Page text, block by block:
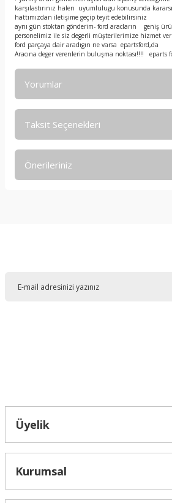
karşılastırınız halen uyumlulugu konusunda
hattımızdan iletişime geçip teyit edebilirsiniz
aynı gün stoktan gönderim- ford aracların geniş
personelimiz ile siz degerli müşterilerimize hizmet
ford parçaya dair aradıgın ne varsa epartsford,da
Aracına deger verenlerin buluşma noktası!!!! eparts
Yorumlar
Taksit Seçenekleri
Önerileriniz
Üyelik
Kurumsal